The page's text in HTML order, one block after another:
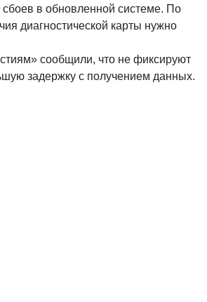
в обновленной системе. По
диагностической карты нужно
сообщили, что не фиксируют
задержку с получением данных.